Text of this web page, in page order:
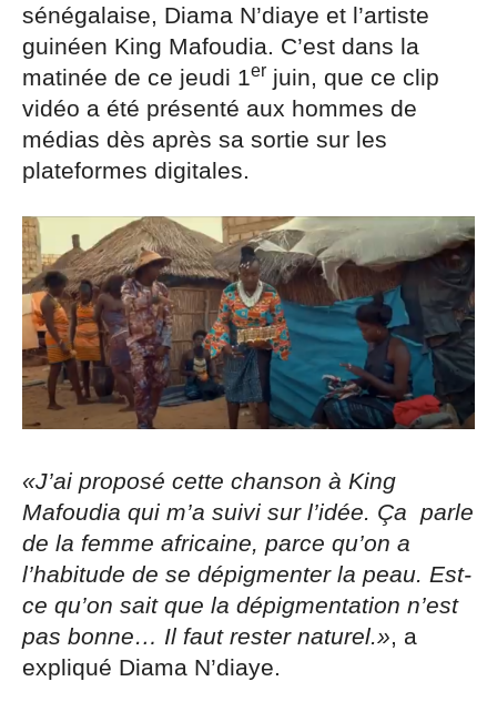
sénégalaise, Diama N’diaye et l’artiste
guinéen King Mafoudia. C’est dans la
matinée de ce jeudi 1er juin, que ce clip
vidéo a été présenté aux hommes de
médias dès après sa sortie sur les
plateformes digitales.
«J’ai proposé cette chanson à King
Mafoudia qui m’a suivi sur l’idée. Ça parle
de la femme africaine, parce qu’on a
l’habitude de se dépigmenter la peau. Est-
ce qu’on sait que la dépigmentation n’est
pas bonne… Il faut rester naturel.», a
expliqué Diama N’diaye.